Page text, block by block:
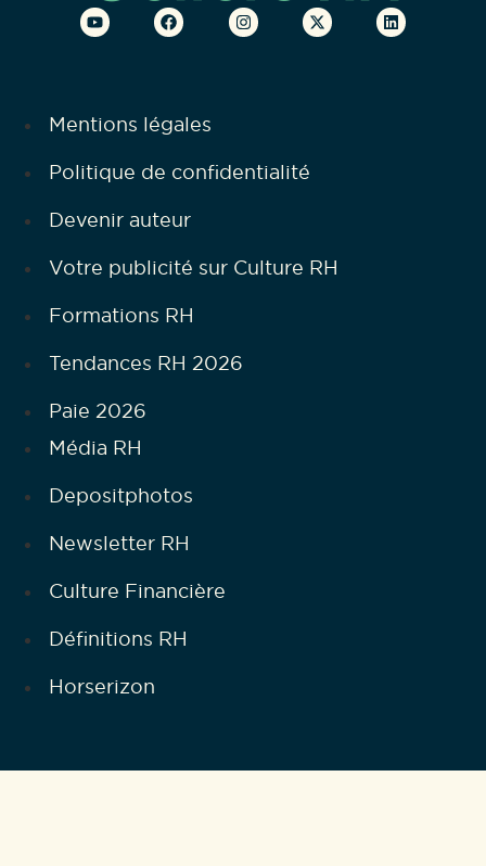
Mentions légales
Politique de confidentialité
Devenir auteur
Votre publicité sur Culture RH
Formations RH
Tendances RH 2026
Paie 2026
Média RH
Depositphotos
Newsletter RH
Culture Financière
Définitions RH
Horserizon